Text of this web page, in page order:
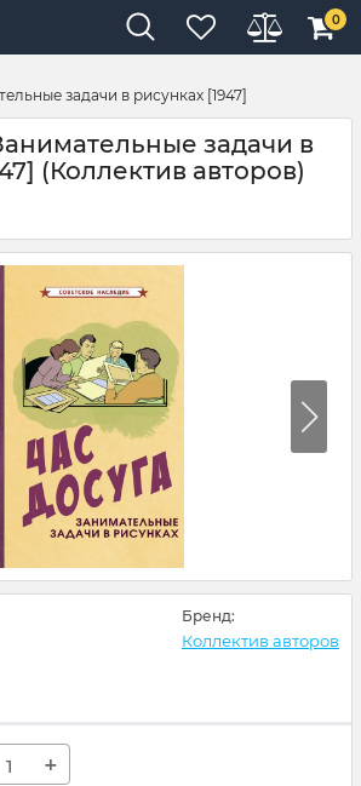
0
задачи в рисунках [1947]
задачи в
(Коллектив авторов)
Бренд:
Коллектив авторов
+